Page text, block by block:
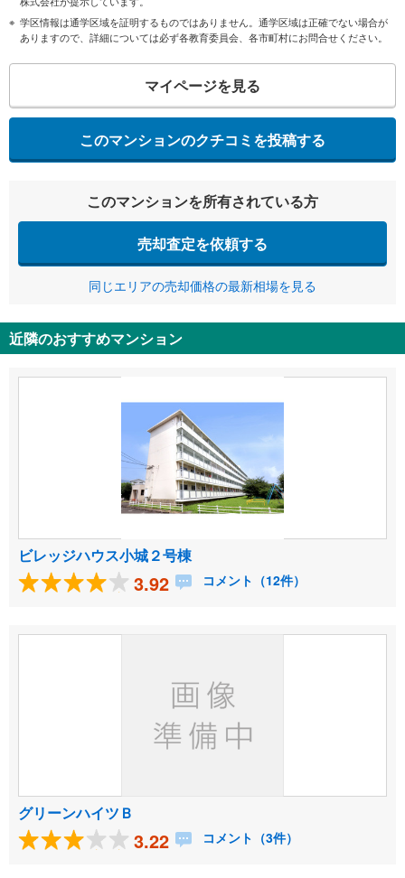
学区情報は通学区域を証明するものではありません。通学区域は正確でない場合が
ありますので、詳細については必ず各教育委員会、各市町村にお問合せください。
マイページを見る
このマンションのクチコミを投稿する
このマンションを所有されている方
売却査定を依頼する
同じエリアの売却価格の最新相場を見る
近隣のおすすめマンション
ビレッジハウス小城２号棟
3.92 コメント（12件）
グリーンハイツＢ
3.22 コメント（3件）